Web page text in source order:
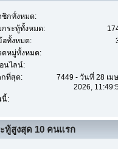
กทั้งหมด:
ระทู้ทั้งหมด:
ทั้งหมด:
หมู่ทั้งหมด:
นไลน์:
กที่สุด:
7449 - วันที่ 28 เม
2026,
นี้:
ทู้สูงสุด 10 คนแรก